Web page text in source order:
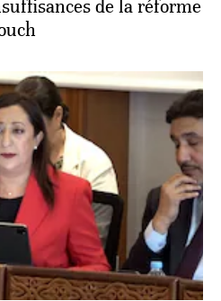
de la réforme